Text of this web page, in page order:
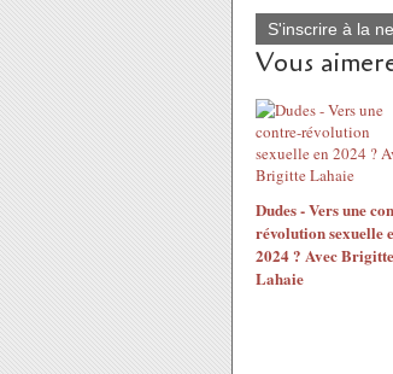
S'inscrire à la
Vous
Dudes - Vers une
révolution sexuelle
2024 ? Avec Brigitte
Lahaie